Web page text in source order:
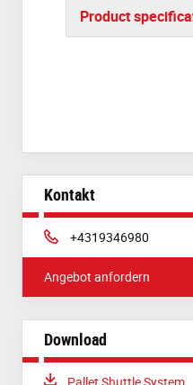
Product
Kontakt
Phone:
+4319346980
Angebot anfordern
Download
Download: